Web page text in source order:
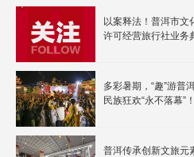
以案释法！普洱市文
许可经营旅行社业务
多彩暑期，“趣”游普
民族狂欢“永不落幕”！
普洱传承创新文旅元